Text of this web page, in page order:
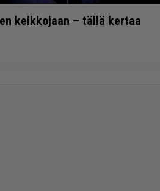
keikkojaan – tällä kertaa